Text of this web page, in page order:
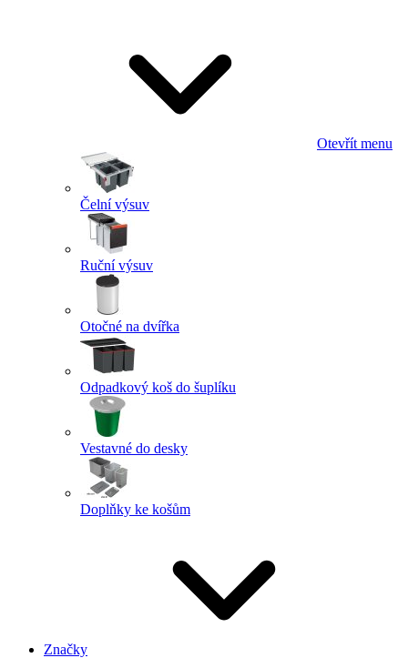
Otevřít menu
Čelní výsuv
Ruční výsuv
Otočné na dvířka
Odpadkový koš do šuplíku
Vestavné do desky
Doplňky ke košům
Značky